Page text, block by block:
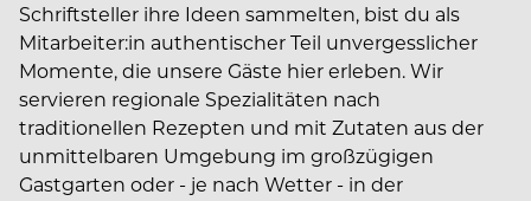
Schriftsteller ihre Ideen sammelten, bist du als
Mitarbeiter:in authentischer Teil unvergesslicher
Momente, die unsere Gäste hier erleben. Wir
servieren regionale Spezialitäten nach
traditionellen Rezepten und mit Zutaten aus der
unmittelbaren Umgebung im großzügigen
Gastgarten oder - je nach Wetter - in der